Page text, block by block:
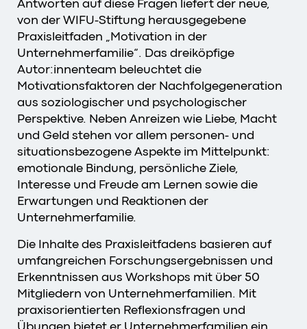
Antworten auf diese Fragen liefert der neue,
von der WIFU-Stiftung herausgegebene
Praxisleitfaden „Motivation in der
Unternehmerfamilie“. Das dreiköpfige
Autor:innenteam beleuchtet die
Motivationsfaktoren der Nachfolgegeneration
aus soziologischer und psychologischer
Perspektive. Neben Anreizen wie Liebe, Macht
und Geld stehen vor allem personen- und
situationsbezogene Aspekte im Mittelpunkt:
emotionale Bindung, persönliche Ziele,
Interesse und Freude am Lernen sowie die
Erwartungen und Reaktionen der
Unternehmerfamilie.
Die Inhalte des Praxisleitfadens basieren auf
umfangreichen Forschungsergebnissen und
Erkenntnissen aus Workshops mit über 50
Mitgliedern von Unternehmerfamilien. Mit
praxisorientierten Reflexionsfragen und
Übungen bietet er Unternehmerfamilien ein